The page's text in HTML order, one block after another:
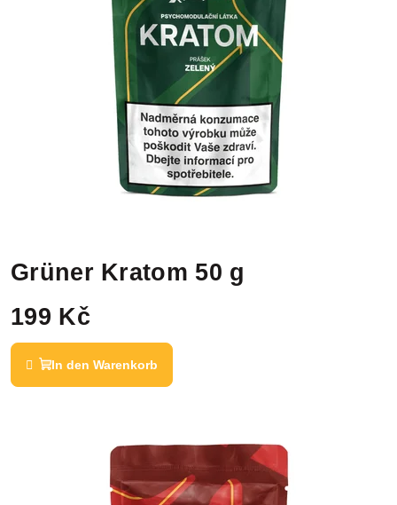
Grüner Kratom 50 g
199 Kč
In den Warenkorb